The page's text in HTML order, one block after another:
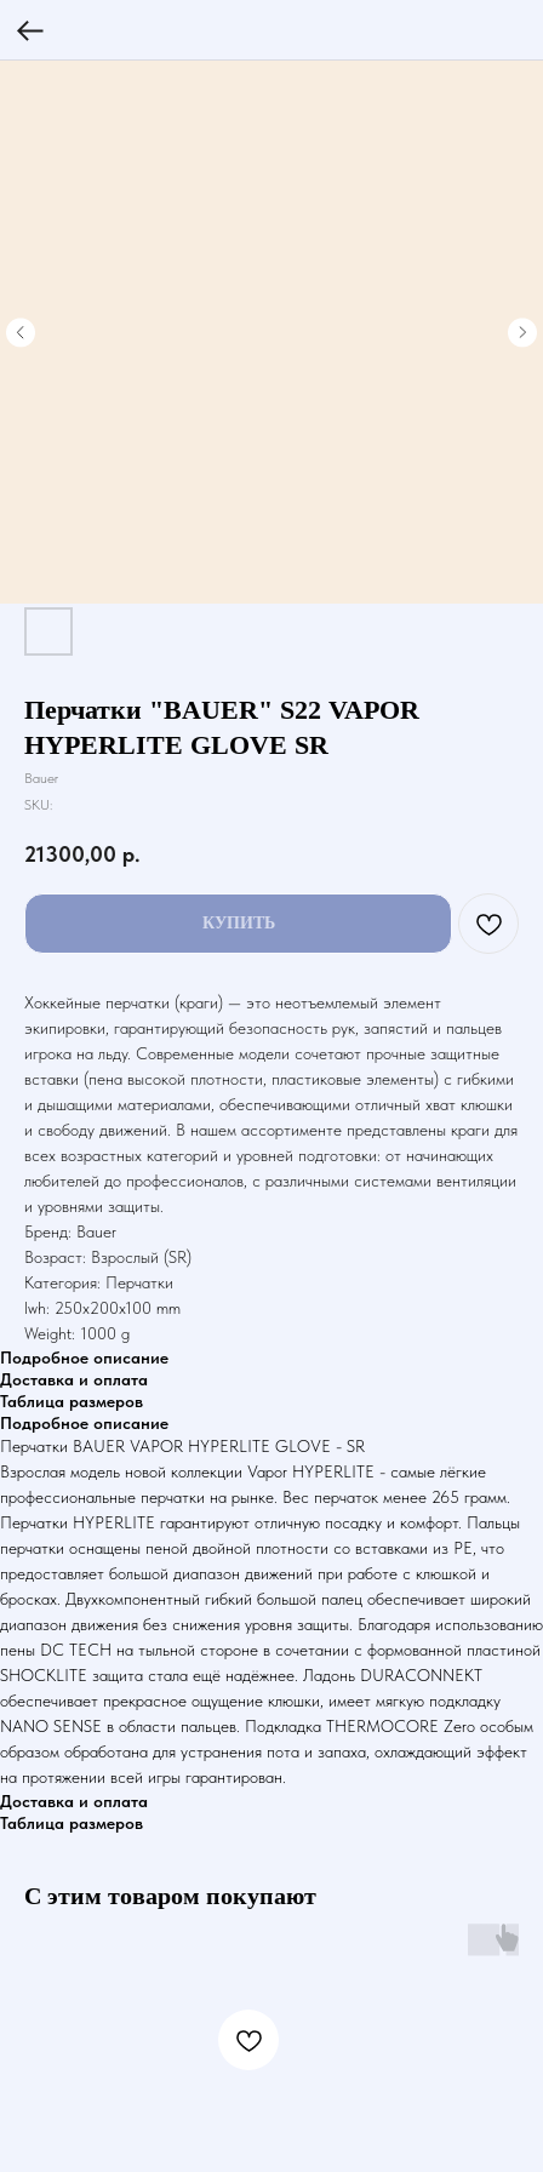
Перчатки "BAUER" S22 VAPOR
HYPERLITE GLOVE SR
Bauer
SKU:
21300,00 р.
КУПИТЬ
Хоккейные перчатки (краги) — это неотъемлемый элемент
экипировки, гарантирующий безопасность рук, запястий и пальцев
игрока на льду. Современные модели сочетают прочные защитные
вставки (пена высокой плотности, пластиковые элементы) с гибкими
и дышащими материалами, обеспечивающими отличный хват клюшки
и свободу движений. В нашем ассортименте представлены краги для
всех возрастных категорий и уровней подготовки: от начинающих
любителей до профессионалов, с различными системами вентиляции
и уровнями защиты.
Бренд: Bauer
Возраст: Взрослый (SR)
Категория: Перчатки
lwh: 250x200x100 mm
Weight: 1000 g
Подробное описание
Доставка и оплата
Таблица размеров
Подробное описание
Перчатки BAUER VAPOR HYPERLITE GLOVE - SR
Взрослая модель новой коллекции Vapor HYPERLITE - самые лёгкие
профессиональные перчатки на рынке. Вес перчаток менее 265 грамм.
Перчатки HYPERLITE гарантируют отличную посадку и комфорт. Пальцы
перчатки оснащены пеной двойной плотности со вставками из PE, что
предоставляет большой диапазон движений при работе с клюшкой и
бросках. Двухкомпонентный гибкий большой палец обеспечивает широкий
диапазон движения без снижения уровня защиты. Благодаря использованию
пены DC TECH на тыльной стороне в сочетании с формованной пластиной
SHOCKLITE защита стала ещё надёжнее. Ладонь DURACONNEKT
обеспечивает прекрасное ощущение клюшки, имеет мягкую подкладку
NANO SENSE в области пальцев. Подкладка THERMOCORE Zero особым
образом обработана для устранения пота и запаха, охлаждающий эффект
на протяжении всей игры гарантирован.
Доставка и оплата
Таблица размеров
С этим товаром покупают